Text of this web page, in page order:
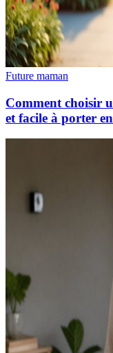
Future maman
Comment choisir
et facile à porter